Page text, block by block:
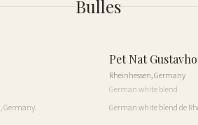
Bulles
Germany.
Pet Nat
Rheinhessen,Germany
German white blend
German white blend de